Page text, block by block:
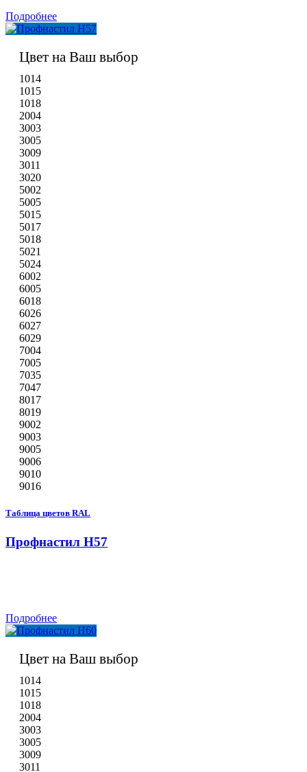
Подробнее
Цвет на Ваш выбор
1014
1015
1018
2004
3003
3005
3009
3011
3020
5002
5005
5015
5017
5018
5021
5024
6002
6005
6018
6026
6027
6029
7004
7005
7035
7047
8017
8019
9002
9003
9005
9006
9010
9016
Таблица цветов RAL
Профнастил Н57
Подробнее
Цвет на Ваш выбор
1014
1015
1018
2004
3003
3005
3009
3011